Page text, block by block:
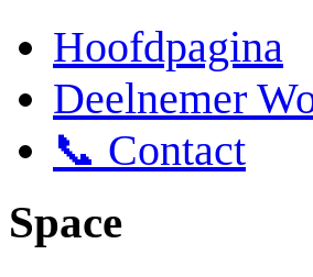
Hoofdpagina
Deelnemer
📞 Contact
Space